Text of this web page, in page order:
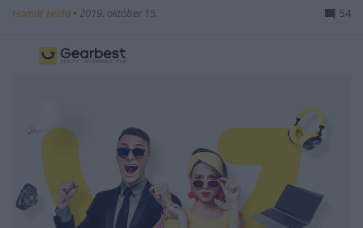
Homár Hilda • 2019. október 15. 54